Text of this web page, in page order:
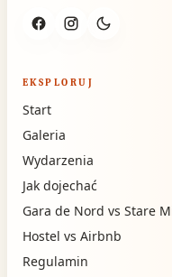
EKSPLORUJ
Start
Galeria
Wydarzenia
Jak dojechać
Gara de Nord vs Stare
Hostel vs Airbnb
Regulamin